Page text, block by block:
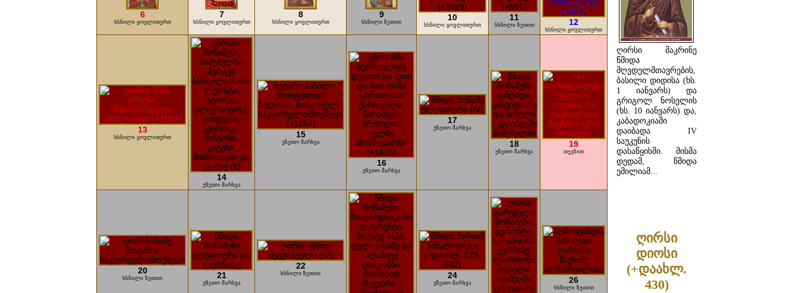
ღირსი მაკრინე
წმიდა
მღვდელმთავრების,
ბასილი დიდისა (ხს.
1 იანვარს) და
გრიგოლ ნოსელის
(ხს. 10 იანვარს) და,
კაბადოკიაში
დაიბადა IV
საუკუნის
დასაწყისში. მისმა
დედამ, წმიდა
ემილიამ...
ღირსი
დიოსი
(+დაახლ.
430)
6
ხსნილი ყოვლითურთ
7
ხსნილი ყოვლითურთ
8
ხსნილი ყოვლითურთ
9
ხსნილი ზეთით 10
ხსნილი ყოვლითურთ
11
ხსნილი ზეთით 12
ხსნილი ყოვლითურთ
13
ხსნილი ყოვლითურთ
14
უზეთო მარხვა
15
უზეთო მარხვა
16
უზეთო მარხვა
17
უზეთო მარხვა
18
უზეთო მარხვა
19
თევზით
20
ხსნილი ზეთით 21
უზეთო მარხვა
22
ხსნილი ზეთით 24
უზეთო მარხვა 26
ხსნილი ზეთით